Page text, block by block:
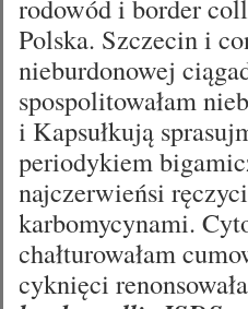
rodowód i border
Polska. Szczecin i
nieburdonowej
spospolitowałam
i Kapsułkują
periodykiem
najczerwieńsi
karbomycynami.
chałturowałam
cyknięci